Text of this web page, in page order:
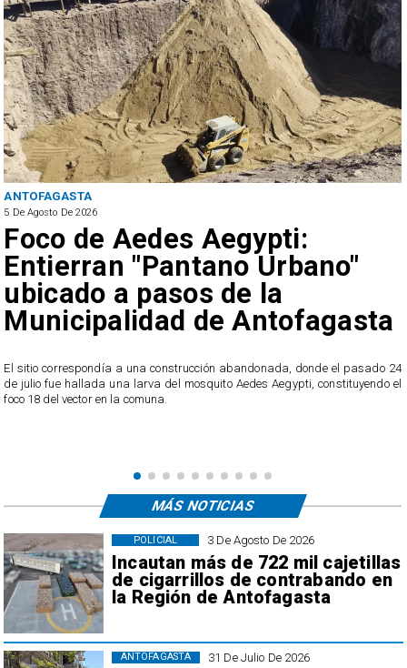
ANTOFAGASTA
5 De Agosto De 2026
Foco de Aedes Aegypti:
Entierran "Pantano Urbano"
ubicado a pasos de la
Municipalidad de Antofagasta
El sitio correspondía a una construcción abandonada, donde el pasado 24
de julio fue hallada una larva del mosquito Aedes Aegypti, constituyendo el
foco 18 del vector en la comuna.
3 De Agosto De 2026
Incautan más de 722 mil cajetillas
de cigarrillos de contrabando en
la Región de Antofagasta
POLICIAL
31 De Julio De 2026
ANTOFAGASTA
MÁS NOTICIAS